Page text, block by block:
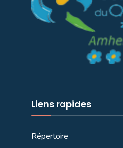
Liens rapides
Répertoire